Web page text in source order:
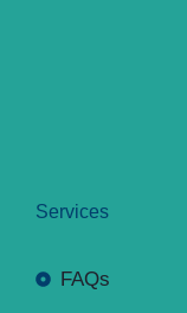
Services
FAQs